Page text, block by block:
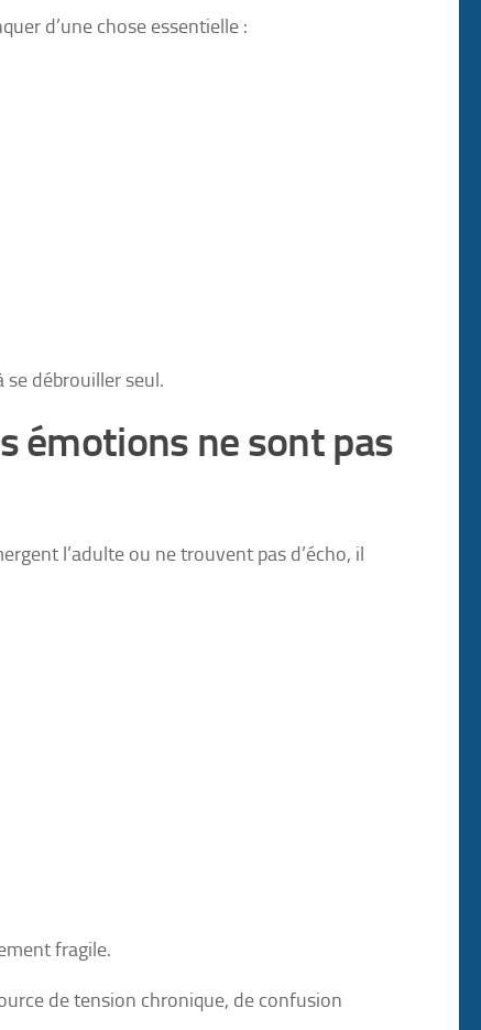
d’une chose essentielle :
se débrouiller seul.
émotions ne sont pas
l’adulte ou ne trouvent pas d’écho, il
fragile.
de tension chronique, de confusion